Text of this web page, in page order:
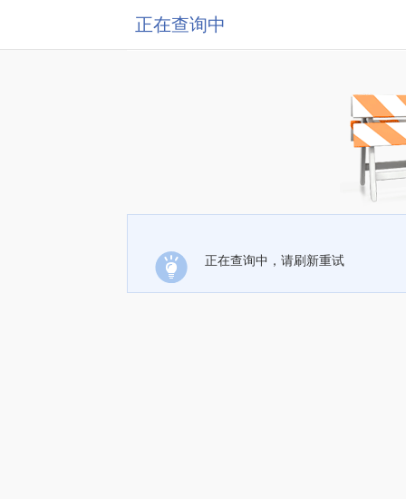
正在查询中
正在查询中，请刷新重试